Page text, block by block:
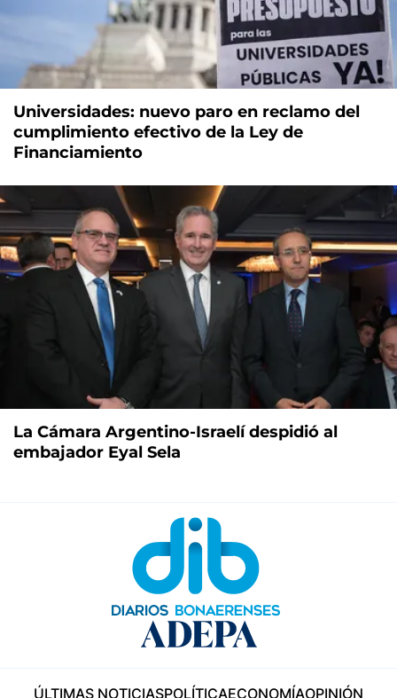
Universidades: nuevo paro en reclamo del
cumplimiento efectivo de la Ley de
Financiamiento
La Cámara Argentino-Israelí despidió al
embajador Eyal Sela
ÚLTIMAS NOTICIASPOLÍTICAECONOMÍAOPINIÓN